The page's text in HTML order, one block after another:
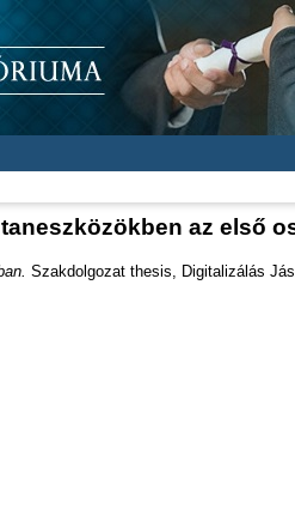
az első
Szakdolgozat thesis, Digitalizálás